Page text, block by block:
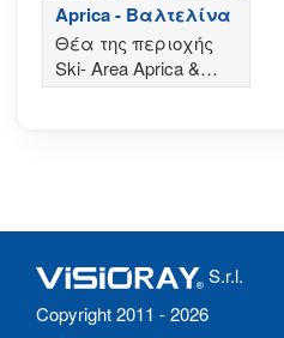
Aprica - Βαλτελίνα
Θέα της περιοχής
Ski- Area Aprica &
Corteno Golgi με τη
S.r.l.
Copyright 2011 - 2026